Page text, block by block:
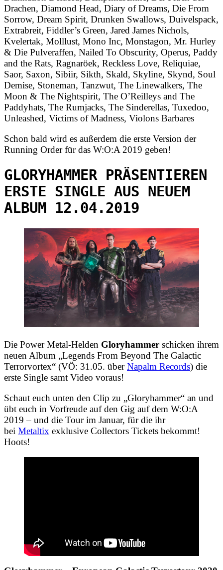
Drachen, Diamond Head, Diary of Dreams, Die From
Sorrow, Dream Spirit, Drunken Swallows, Duivelspack,
Extrabreit, Fiddler’s Green, Jared James Nichols,
Kvelertak, Molllust, Mono Inc, Monstagon, Mr. Hurley
& Die Pulveraffen, Nailed To Obscurity, Operus, Paddy
and the Rats, Ragnaröek, Reckless Love, Reliquiae,
Saor, Saxon, Sibiir, Sikth, Skald, Skyline, Skynd, Soul
Demise, Stoneman, Tanzwut, The Linewalkers, The
Moon & The Nightspirit, The O’Reilleys and The
Paddyhats, The Rumjacks, The Sinderellas, Tuxedoo,
Unleashed, Victims of Madness, Violons Barbares
Schon bald wird es außerdem die erste Version der
Running Order für das W:O:A 2019 geben!
GLORYHAMMER PRÄSENTIEREN
ERSTE SINGLE AUS NEUEM
ALBUM 12.04.2019
Die Power Metal-Helden Gloryhammer schicken ihrem
neuen Album „Legends From Beyond The Galactic
Terrorvortex“ (VÖ: 31.05. überNapalm Records) die
erste Single samt Video voraus!
Schaut euch unten den Clip zu „Gloryhammer“ an und
übt euch in Vorfreude auf den Gig auf dem W:O:A
2019 – und die Tour im Januar, für die ihr
bei Metaltix exklusive Collectors Tickets bekommt!
Hoots!